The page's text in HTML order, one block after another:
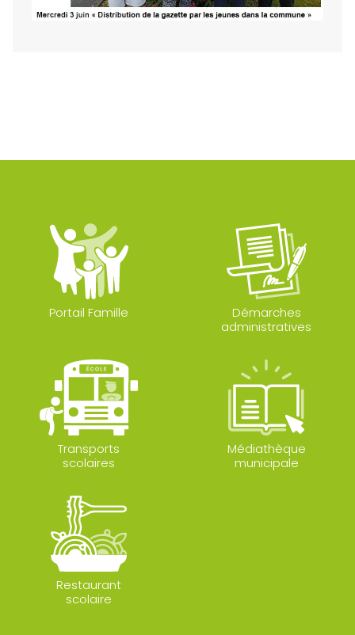
Portail Famille
Démarches
administratives
Transports
scolaires
Médiathèque
municipale
Restaurant
scolaire